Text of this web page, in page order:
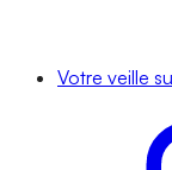
Votre veille